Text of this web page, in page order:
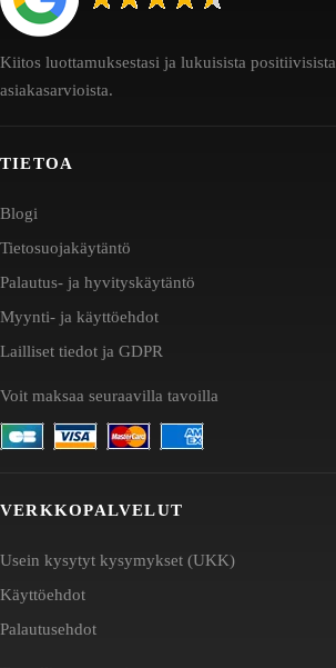
Kiitos luottamuksestasi ja lukuisista positiivisista
asiakasarvioista.
TIETOA
Blogi
Tietosuojakäytäntö
Palautus- ja hyvityskäytäntö
Myynti- ja käyttöehdot
Lailliset tiedot ja GDPR
Voit maksaa seuraavilla tavoilla
VERKKOPALVELUT
Usein kysytyt kysymykset (UKK)
Käyttöehdot
Palautusehdot